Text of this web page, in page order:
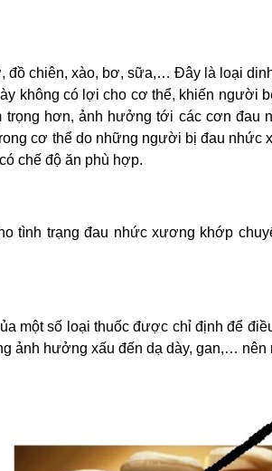
đồ chiên, xào, bơ, sữa,… Đây là loại
không có lợi cho cơ thể, khiến người
trọng hơn, ảnh hưởng tới các cơn đau
cơ thể do những người bị đau nhức
chế độ ăn phù hợp.
tình trạng đau nhức xương khớp
một số loại thuốc được chỉ định để
ảnh hưởng xấu đến dạ dày, gan,… nên